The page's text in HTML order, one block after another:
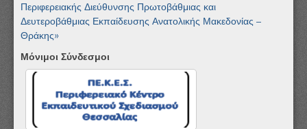
Περιφερειακής Διεύθυνσης Πρωτοβάθμιας και
Δευτεροβάθμιας Εκπαίδευσης Ανατολικής Μακεδονίας –
Θράκης»
Μόνιμοι Σύνδεσμοι